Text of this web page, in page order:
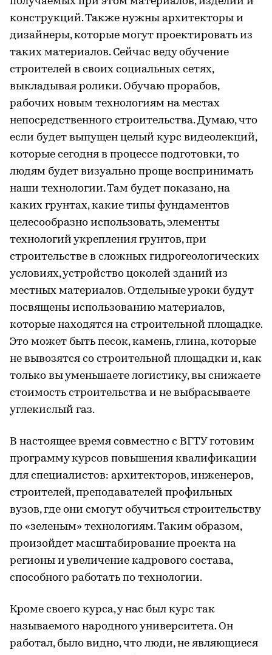
конструкций. Также нужны архитекторы и
дизайнеры, которые могут проектировать из
таких материалов. Сейчас веду обучение
строителей в своих социальных сетях,
выкладывая ролики. Обучаю прорабов,
рабочих новым технологиям на местах
непосредственного строительства. Думаю, что
если будет выпущен целый курс видеолекций,
которые сегодня в процессе подготовки, то
людям будет визуально проще воспринимать
наши технологии. Там будет показано, на
каких грунтах, какие типы фундаментов
целесообразно использовать, элементы
технологий укрепления грунтов, при
строительстве в сложных гидрогеологических
условиях, устройство цоколей зданий из
местных материалов. Отдельные уроки будут
посвящены использованию материалов,
которые находятся на строительной площадке.
Это может быть песок, камень, глина, которые
не вывозятся со строительной площадки и, как
только вы уменьшаете логистику, вы снижаете
стоимость строительства и не выбрасываете
углекислый газ.
В настоящее время совместно с ВГТУ готовим
программу курсов повышения квалификации
для специалистов: архитекторов, инженеров,
строителей, преподавателей профильных
вузов, где они смогут обучиться строительству
по «зеленым» технологиям. Таким образом,
произойдет масштабирование проекта на
регионы и увеличение кадрового состава,
способного работать по технологии.
Кроме своего курса, у нас был курс так
называемого народного университета. Он
работал, было видно, что люди, не являющиеся